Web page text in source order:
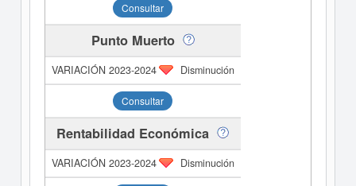
Consultar
Punto Muerto
Disminución
Consultar
Rentabilidad Económica
Disminución